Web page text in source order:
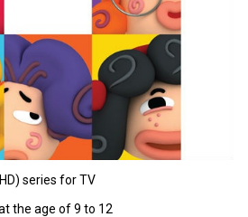
series for TV
the age of 9 to 12